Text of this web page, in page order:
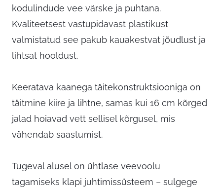
kodulindude vee värske ja puhtana.
Kvaliteetsest vastupidavast plastikust
valmistatud see pakub kauakestvat jõudlust ja
lihtsat hooldust.
Keeratava kaanega täitekonstruktsiooniga on
täitmine kiire ja lihtne, samas kui 16 cm kõrged
jalad hoiavad vett sellisel kõrgusel, mis
vähendab saastumist.
Tugeval alusel on ühtlase veevoolu
tagamiseks klapi juhtimissüsteem – sulgege